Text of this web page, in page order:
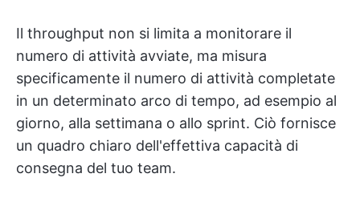
Il throughput non si limita a monitorare il
numero di attività avviate, ma misura
specificamente il numero di attività completate
in un determinato arco di tempo, ad esempio al
giorno, alla settimana o allo sprint. Ciò fornisce
un quadro chiaro dell'effettiva capacità di
consegna del tuo team.